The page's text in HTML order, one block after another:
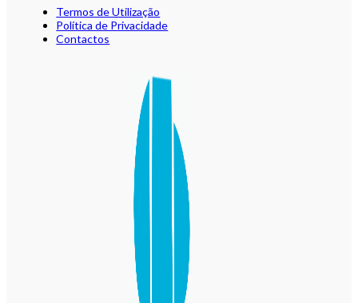
Termos de Utilização
Política de Privacidade
Contactos